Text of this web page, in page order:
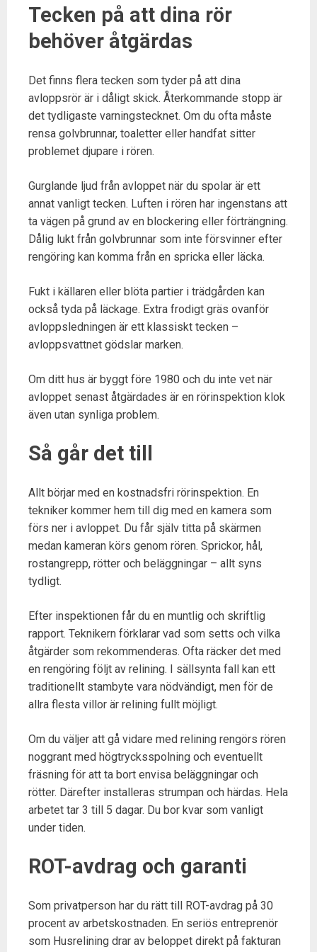
Tecken på att dina rör
behöver åtgärdas
Det finns flera tecken som tyder på att dina
avloppsrör är i dåligt skick. Återkommande stopp är
det tydligaste varningstecknet. Om du ofta måste
rensa golvbrunnar, toaletter eller handfat sitter
problemet djupare i rören.
Gurglande ljud från avloppet när du spolar är ett
annat vanligt tecken. Luften i rören har ingenstans att
ta vägen på grund av en blockering eller förträngning.
Dålig lukt från golvbrunnar som inte försvinner efter
rengöring kan komma från en spricka eller läcka.
Fukt i källaren eller blöta partier i trädgården kan
också tyda på läckage. Extra frodigt gräs ovanför
avloppsledningen är ett klassiskt tecken –
avloppsvattnet gödslar marken.
Om ditt hus är byggt före 1980 och du inte vet när
avloppet senast åtgärdades är en rörinspektion klok
även utan synliga problem.
Så går det till
Allt börjar med en kostnadsfri rörinspektion. En
tekniker kommer hem till dig med en kamera som
förs ner i avloppet. Du får själv titta på skärmen
medan kameran körs genom rören. Sprickor, hål,
rostangrepp, rötter och beläggningar – allt syns
tydligt.
Efter inspektionen får du en muntlig och skriftlig
rapport. Teknikern förklarar vad som setts och vilka
åtgärder som rekommenderas. Ofta räcker det med
en rengöring följt av relining. I sällsynta fall kan ett
traditionellt stambyte vara nödvändigt, men för de
allra flesta villor är relining fullt möjligt.
Om du väljer att gå vidare med relining rengörs rören
noggrant med högtrycksspolning och eventuellt
fräsning för att ta bort envisa beläggningar och
rötter. Därefter installeras strumpan och härdas. Hela
arbetet tar 3 till 5 dagar. Du bor kvar som vanligt
under tiden.
ROT-avdrag och garanti
Som privatperson har du rätt till ROT-avdrag på 30
procent av arbetskostnaden. En seriös entreprenör
som Husrelining drar av beloppet direkt på fakturan